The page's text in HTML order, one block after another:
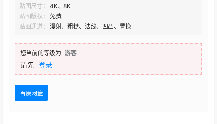
贴图尺寸：
4K、8K
贴图版权：
免费
贴图通道：
漫射、粗糙、法线、凹凸、置换
您当前的等级为 游客
请先 登录
百度网盘